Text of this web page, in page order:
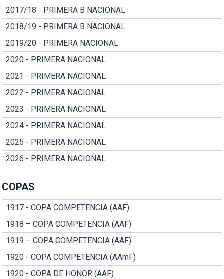
2017/18 - PRIMERA B NACIONAL
2018/19 - PRIMERA B NACIONAL
2019/20 - PRIMERA NACIONAL
2020 - PRIMERA NACIONAL
2021 - PRIMERA NACIONAL
2022 - PRIMERA NACIONAL
2023 - PRIMERA NACIONAL
2024 - PRIMERA NACIONAL
2025 - PRIMERA NACIONAL
2026 - PRIMERA NACIONAL
COPAS
1917 - COPA COMPETENCIA (AAF)
1918 – COPA COMPETENCIA (AAF)
1919 – COPA COMPETENCIA (AAF)
1920 - COPA COMPETENCIA (AAmF)
1920 - COPA DE HONOR (AAF)